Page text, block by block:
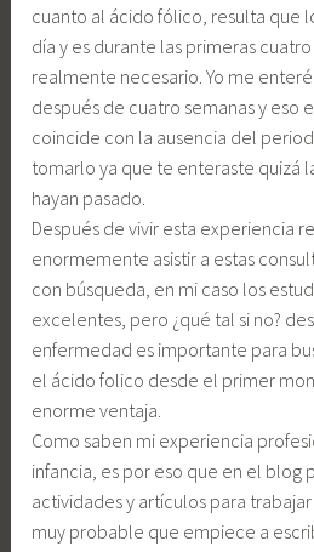
cuanto al ácido fólico, resulta que
día y es durante las primeras
realmente necesario. Yo me
después de cuatro semanas y eso
coincide con la ausencia del
tomarlo ya que te enteraste quizá
hayan pasado.
Después de vivir esta experiencia
enormemente asistir a estas
con búsqueda, en mi caso los
excelentes, pero ¿qué tal si no?
enfermedad es importante para
el ácido folico desde el primer
enorme ventaja.
Como saben mi experiencia
infancia, es por eso que en el blog
actividades y artículos para
muy probable que empiece a